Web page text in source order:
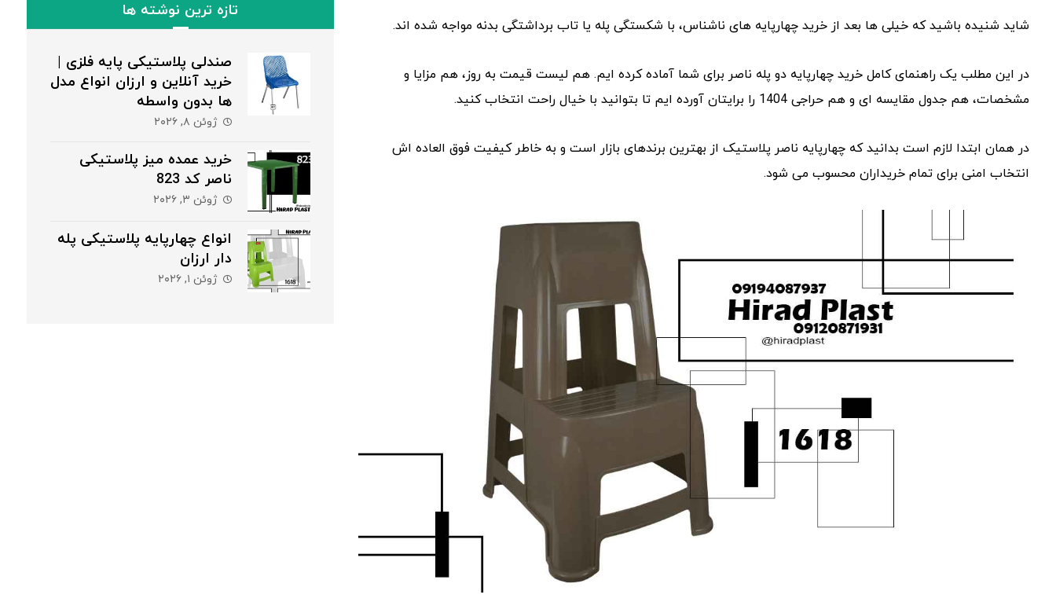
شاید شنیده باشید که خیلی ‌ها بعد از خرید چهارپایه ‌های ناشناس، با شکستگی پله یا تاب ‌برداشتگی بدنه مواجه شده ‌اند.
در این مطلب یک راهنمای کامل خرید چهارپایه دو پله ناصر برای شما آماده کرده ‌ایم. هم لیست قیمت به ‌روز، هم مزایا و
مشخصات، هم جدول مقایسه ‌ای و هم حراجی 1404 را برایتان آورده ‌ایم تا بتوانید با خیال راحت انتخاب کنید.
در همان ابتدا لازم است بدانید که چهارپایه ناصر پلاستیک از بهترین برندهای بازار است و به ‌خاطر کیفیت فوق ‌العاده ‌اش
انتخاب امنی برای تمام خریداران محسوب می ‌شود.
تازه ترین نوشته ها
صندلی پلاستیکی پایه فلزی |
خرید آنلاین و ارزان انواع مدل
ها بدون واسطه
ژوئن ۸, ۲۰۲۶
خرید عمده میز پلاستیکی
ناصر کد 823
ژوئن ۳, ۲۰۲۶
انواع چهارپایه پلاستیکی پله
دار ارزان
ژوئن ۱, ۲۰۲۶